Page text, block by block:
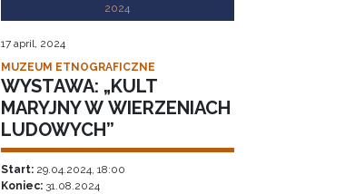
2024
17 april, 2024
MUZEUM ETNOGRAFICZNE
WYSTAWA: „KULT
MARYJNY W WIERZENIACH
LUDOWYCH”
Start:29.04.2024, 18:00
Koniec:31.08.2024